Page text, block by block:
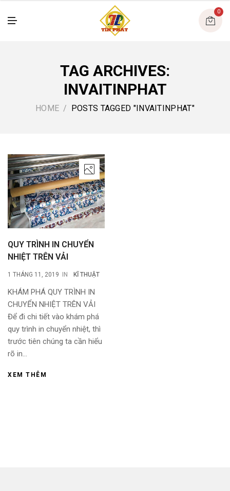
0
TAG ARCHIVES:
INVAITINPHAT
HOME POSTS TAGGED "INVAITINPHAT"
QUY TRÌNH IN CHUYỂN
NHIỆT TRÊN VẢI
1 THÁNG 11, 2019 IN KĨ THUẬT
KHÁM PHÁ QUY TRÌNH IN
CHUYỂN NHIỆT TRÊN VẢI
Để đi chi tiết vào khám phá
quy trình in chuyển nhiệt, thì
trước tiên chúng ta cần hiểu
rõ in...
XEM THÊM